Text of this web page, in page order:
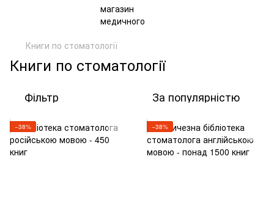
Книги по стоматології
Книги по стоматології
Фільтр За популярністю
−38% −38%